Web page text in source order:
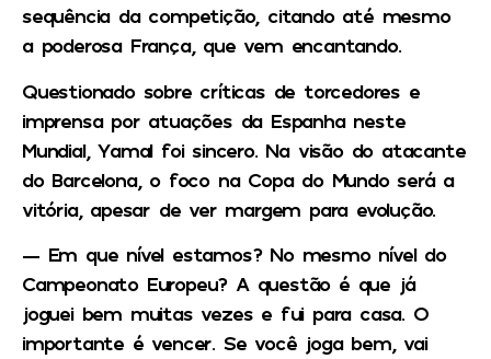
sequência da competição, citando até mesmo
a poderosa França, que vem encantando.
Questionado sobre críticas de torcedores e
imprensa por atuações da Espanha neste
Mundial, Yamal foi sincero. Na visão do atacante
do Barcelona, o foco na Copa do Mundo será a
vitória, apesar de ver margem para evolução.
— Em que nível estamos? No mesmo nível do
Campeonato Europeu? A questão é que já
joguei bem muitas vezes e fui para casa. O
importante é vencer. Se você joga bem, vai